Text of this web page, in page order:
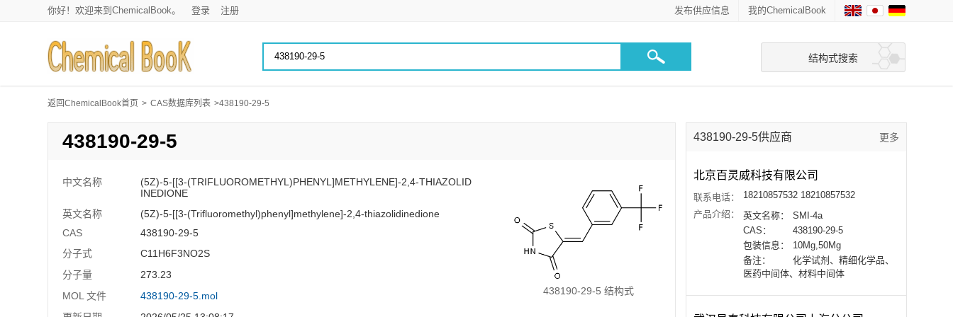
你好！欢迎来到ChemicalBook。 登录 注册 我的ChemicalBook
发布供应信息
结构式搜索
返回ChemicalBook首页 > CAS数据库列表 >438190-29-5
438190-29-5
中文名称
(5Z)-5-[[3-(TRIFLUOROMETHYL)PHENYL]METHYLENE]-2,4-THIAZOLID
INEDIONE
英文名称
(5Z)-5-[[3-(Trifluoromethyl)phenyl]methylene]-2,4-thiazolidinedione
CAS
438190-29-5
分子式
C11H6F3NO2S
分子量
273.23
MOL 文件
438190-29-5.mol
438190-29-5 结构式
438190-29-5供应商 更多
北京百灵威科技有限公司
联系电话：
18210857532 18210857532
产品介绍：
英文名称：
SMI-4a
CAS：
438190-29-5
包装信息：
10Mg,50Mg
备注：
化学试剂、精细化学品、
医药中间体、材料中间体